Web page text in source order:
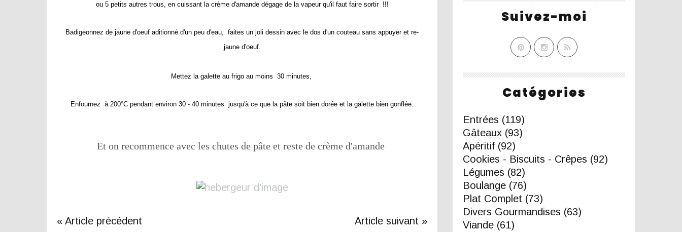
ou 5 petits autres trous, en cuissant la crème d'amande dégage de la vapeur qu'il faut faire sortir !!!
Badigeonnez de jaune d'oeuf aditionné d'un peu d'eau, faites un joli dessin avec le dos d'un couteau sans appuyer et re-
jaune d'oeuf.
Mettez la galette au frigo au moins 30 minutes,
Enfournez à 200°C pendant environ 30 - 40 minutes jusqu'à ce que la pâte soit bien dorée et la galette bien gonflée.
Et on recommence avec les chutes de pâte et reste de crème d'amande
« Article précédent Article suivant »
Catégories
Entrées (119)
Gâteaux (93)
Apéritif (92)
Cookies - Biscuits - Crêpes (92)
Légumes (82)
Boulange (76)
Plat Complet (73)
Divers Gourmandises (63)
Viande (61)
Suivez-moi